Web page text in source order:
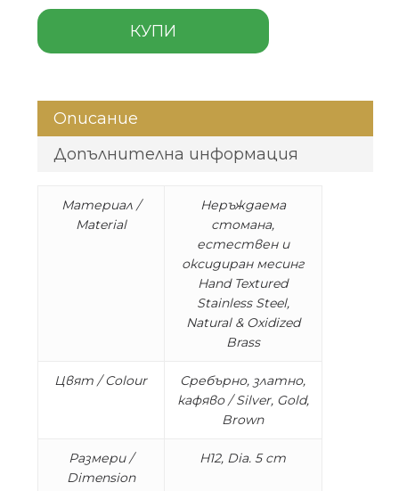
КУПИ
Описание
Допълнителна информация
Материал /
Material
Неръждаема
стомана,
естествен и
оксидиран месинг
Hand Textured
Stainless Steel,
Natural & Oxidized
Brass
Цвят / Colour
Сребърно, златно,
кафяво / Silver, Gold,
Brown
Размери /
Dimension
H12, Dia. 5 cm